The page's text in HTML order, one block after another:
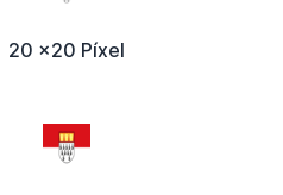
20 x20 Píxel